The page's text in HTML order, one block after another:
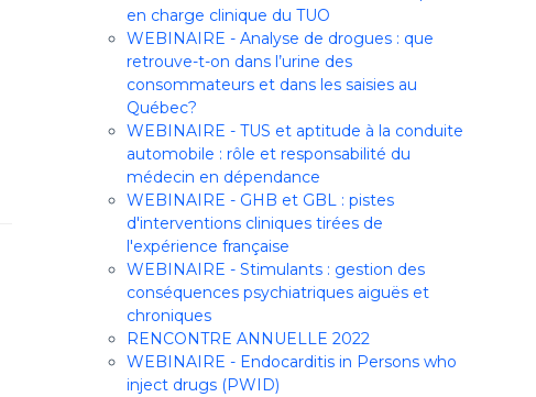
en charge clinique du TUO
WEBINAIRE - Analyse de drogues : que
retrouve-t-on dans l’urine des
consommateurs et dans les saisies au
Québec?
WEBINAIRE - TUS et aptitude à la conduite
automobile : rôle et responsabilité du
médecin en dépendance
WEBINAIRE - GHB et GBL : pistes
d'interventions cliniques tirées de
l'expérience française
WEBINAIRE - Stimulants : gestion des
conséquences psychiatriques aiguës et
chroniques
RENCONTRE ANNUELLE 2022
WEBINAIRE - Endocarditis in Persons who
inject drugs (PWID)